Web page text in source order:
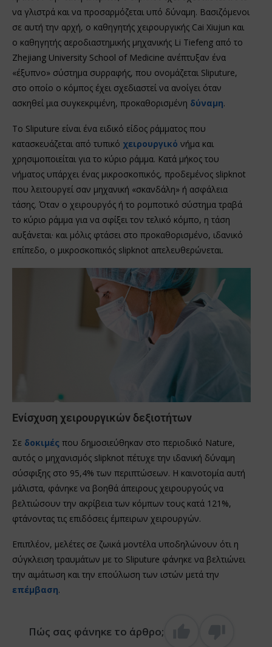
να γλιστρά και να προσαρμόζεται υπό δύναμη. Βασιζόμενοι
σε αυτή την αρχή, ο καθηγητής χειρουργικής Cai Xiujun και
ο καθηγητής αεροδιαστημικής μηχανικής Li Tiefeng από το
Zhejiang University School of Medicine ανέπτυξαν ένα
«έξυπνο» σύστημα συρραφής, που ονομάζεται Sliputure,
στο οποίο ο κόμπος έχει σχεδιαστεί να ανοίγει όταν
ασκηθεί μια συγκεκριμένη, προκαθορισμένη δύναμη.
Το Sliputure είναι ένα ειδικό είδος ράμματος που
κατασκευάζεται από τυπικό χειρουργικό νήμα και
χρησιμοποιείται για το κύριο ράμμα. Κατά μήκος του
νήματος υπάρχει ένας μικροσκοπικός, προδεμένος slipknot
που λειτουργεί σαν μηχανική «σκανδάλη» ή ασφάλεια
τάσης. Όταν ο χειρουργός ή το ρομποτικό σύστημα τραβά
το κύριο ράμμα για να σφίξει τον τελικό κόμπο, η τάση
αυξάνεται· και μόλις φτάσει στο προκαθορισμένο, ιδανικό
επίπεδο, ο μικροσκοπικός slipknot απελευθερώνεται.
Ενίσχυση χειρουργικών δεξιοτήτων
Σε δοκιμές που δημοσιεύθηκαν στο περιοδικό Nature,
αυτός ο μηχανισμός slipknot πέτυχε την ιδανική δύναμη
σύσφιξης στο 95,4% των περιπτώσεων. Η καινοτομία αυτή
μάλιστα, φάνηκε να βοηθά άπειρους χειρουργούς να
βελτιώσουν την ακρίβεια των κόμπων τους κατά 121%,
φτάνοντας τις επιδόσεις έμπειρων χειρουργών.
Επιπλέον, μελέτες σε ζωικά μοντέλα υποδηλώνουν ότι η
σύγκλειση τραυμάτων με το Sliputure φάνηκε να βελτιώνει
την αιμάτωση και την επούλωση των ιστών μετά την
επέμβαση.
Πώς σας φάνηκε το άρθρο;